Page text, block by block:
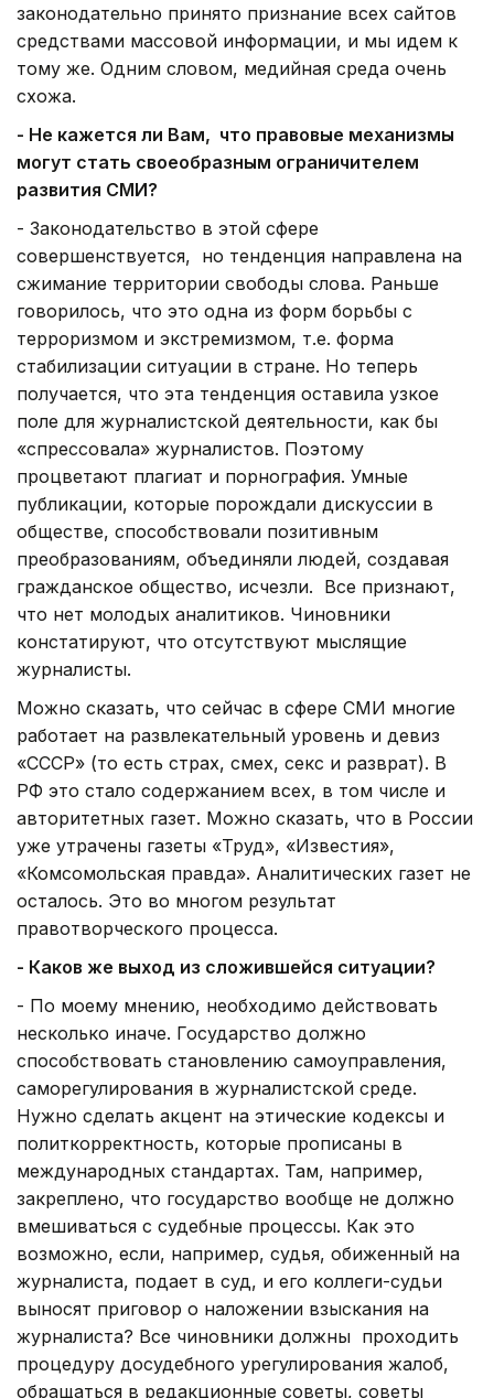
законодательно принято признание всех сайтов
средствами массовой информации, и мы идем к
тому же. Одним словом, медийная среда очень
схожа.
- Не кажется ли Вам, что правовые механизмы
могут стать своеобразным ограничителем
развития СМИ?
- Законодательство в этой сфере
совершенствуется, но тенденция направлена на
сжимание территории свободы слова. Раньше
говорилось, что это одна из форм борьбы с
терроризмом и экстремизмом, т.е. форма
стабилизации ситуации в стране. Но теперь
получается, что эта тенденция оставила узкое
поле для журналистской деятельности, как бы
«спрессовала» журналистов. Поэтому
процветают плагиат и порнография. Умные
публикации, которые порождали дискуссии в
обществе, способствовали позитивным
преобразованиям, объединяли людей, создавая
гражданское общество, исчезли. Все признают,
что нет молодых аналитиков. Чиновники
констатируют, что отсутствуют мыслящие
журналисты.
Можно сказать, что сейчас в сфере СМИ многие
работает на развлекательный уровень и девиз
«СССР» (то есть страх, смех, секс и разврат). В
РФ это стало содержанием всех, в том числе и
авторитетных газет. Можно сказать, что в России
уже утрачены газеты «Труд», «Известия»,
«Комсомольская правда». Аналитических газет не
осталось. Это во многом результат
правотворческого процесса.
- Каков же выход из сложившейся ситуации?
- По моему мнению, необходимо действовать
несколько иначе. Государство должно
способствовать становлению самоуправления,
саморегулирования в журналистской среде.
Нужно сделать акцент на этические кодексы и
политкорректность, которые прописаны в
международных стандартах. Там, например,
закреплено, что государство вообще не должно
вмешиваться с судебные процессы. Как это
возможно, если, например, судья, обиженный на
журналиста, подает в суд, и его коллеги-судьи
выносят приговор о наложении взыскания на
журналиста? Все чиновники должны проходить
процедуру досудебного урегулирования жалоб,
обращаться в редакционные советы, советы